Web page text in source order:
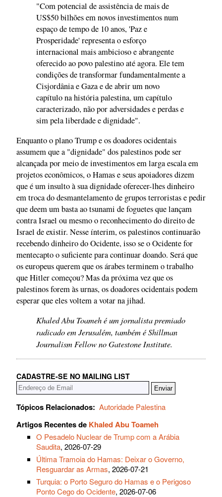
"Com potencial de assistência de mais de
US$50 bilhões em novos investimentos num
espaço de tempo de 10 anos, 'Paz e
Prosperidade' representa o esforço
internacional mais ambicioso e abrangente
oferecido ao povo palestino até agora. Ele tem
condições de transformar fundamentalmente a
Cisjordânia e Gaza e de abrir um novo
capítulo na história palestina, um capítulo
caracterizado, não por adversidades e perdas e
sim pela liberdade e dignidade".
Enquanto o plano Trump e os doadores ocidentais
assumem que a "dignidade" dos palestinos pode ser
alcançada por meio de investimentos em larga escala em
projetos econômicos, o Hamas e seus apoiadores dizem
que é um insulto à sua dignidade oferecer-lhes dinheiro
em troca do desmantelamento de grupos terroristas e pedir
que deem um basta ao tsunami de foguetes que lançam
contra Israel ou mesmo o reconhecimento do direito de
Israel de existir. Nesse ínterim, os palestinos continuarão
recebendo dinheiro do Ocidente, isso se o Ocidente for
mentecapto o suficiente para continuar doando. Será que
os europeus querem que os árabes terminem o trabalho
que Hitler começou? Mas da próxima vez que os
palestinos forem às urnas, os doadores ocidentais podem
esperar que eles voltem a votar na jihad.
Khaled Abu Toameh é um jornalista premiado
radicado em Jerusalém, também é Shillman
Journalism Fellow no Gatestone Institute.
CADASTRE-SE NO MAILING LIST
Tópicos Relacionados: Autoridade Palestina
Artigos Recentes de Khaled Abu Toameh
O Pesadelo Nuclear de Trump com a Arábia
Saudita, 2026-07-29
Última Tramoia do Hamas: Deixar o Governo,
Resguardar as Armas, 2026-07-21
Turquia: o Porto Seguro do Hamas e o Perigoso
Ponto Cego do Ocidente, 2026-07-06